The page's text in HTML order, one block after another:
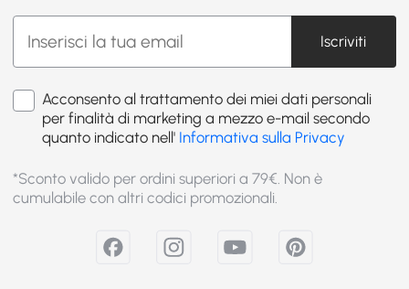
Iscriviti
Acconsento al trattamento dei miei dati personali
per finalità di marketing a mezzo e-mail secondo
quanto indicato nell' Informativa sulla Privacy
*Sconto valido per ordini superiori a 79€. Non è
cumulabile con altri codici promozionali.